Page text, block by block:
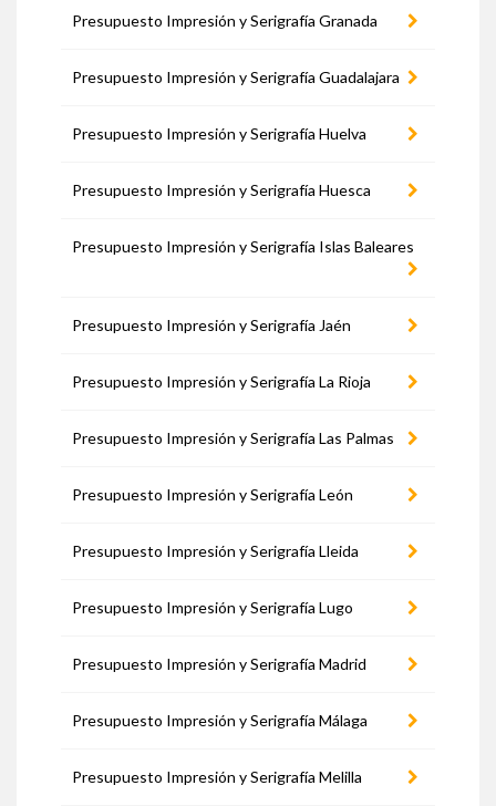
Presupuesto Impresión y Serigrafía Granada
Presupuesto Impresión y Serigrafía Guadalajara
Presupuesto Impresión y Serigrafía Huelva
Presupuesto Impresión y Serigrafía Huesca
Presupuesto Impresión y Serigrafía Islas Baleares
Presupuesto Impresión y Serigrafía Jaén
Presupuesto Impresión y Serigrafía La Rioja
Presupuesto Impresión y Serigrafía Las Palmas
Presupuesto Impresión y Serigrafía León
Presupuesto Impresión y Serigrafía Lleida
Presupuesto Impresión y Serigrafía Lugo
Presupuesto Impresión y Serigrafía Madrid
Presupuesto Impresión y Serigrafía Málaga
Presupuesto Impresión y Serigrafía Melilla